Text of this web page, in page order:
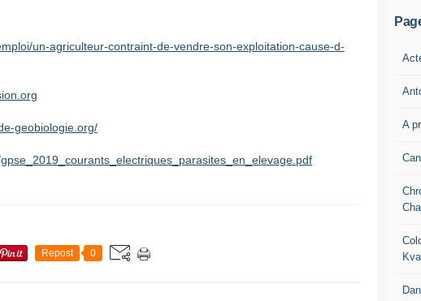
un-agriculteur-contraint-de-vendre-son-exploitation-cause-d-
geobiologie.org/
Repost 0
A